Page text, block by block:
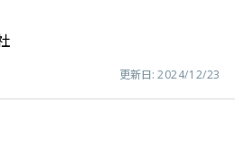
更新日: 2024/12/23